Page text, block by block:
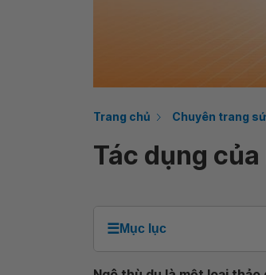
Trang chủ Chuyên trang
Tác dụng
☰Mục lục